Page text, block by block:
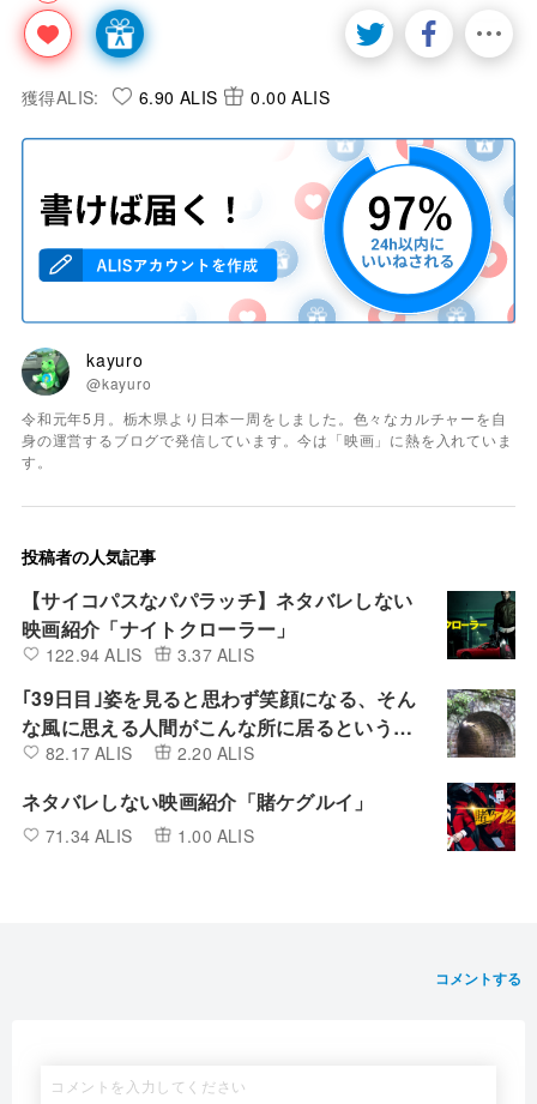
獲得ALIS: 6.90 ALIS 0.00 ALIS
kayuro
@kayuro
令和元年5月。栃木県より日本一周をしました。色々なカルチャーを自
身の運営するブログで発信しています。今は「映画」に熱を入れていま
す。
投稿者の人気記事
【サイコパスなパパラッチ】ネタバレしない
映画紹介「ナイトクローラー」
122.94 ALIS 3.37 ALIS
｢39日目｣姿を見ると思わず笑顔になる、そん
な風に思える人間がこんな所に居るという予
想外。
82.17 ALIS 2.20 ALIS
ネタバレしない映画紹介「賭ケグルイ」
71.34 ALIS 1.00 ALIS
コメントする